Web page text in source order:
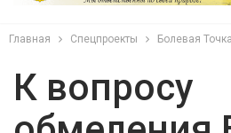
Главная Спецпроекты Болевая Точка
К вопросу